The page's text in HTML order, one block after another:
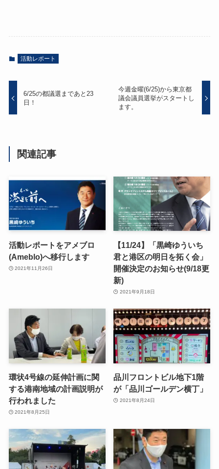
活動レポート
6/25の都議選まであと23
日！
今週金曜(6/25)から東京都
議会議員選挙がスタートし
ます。
関連記事
活動レポートをアメブロ
(Ameblo)へ移行します
2021年11月26日
【11/24】「黒崎ゆういち
君と港区の明日を拓く会」
開催決定のお知らせ(9/18更
新)
2021年9月18日
環状4号線の延伸計画に関
する港南地域の計画説明が
行われました
2021年8月25日
品川フロントビル地下1階
が「品川ゴールデン横丁」
2021年8月24日